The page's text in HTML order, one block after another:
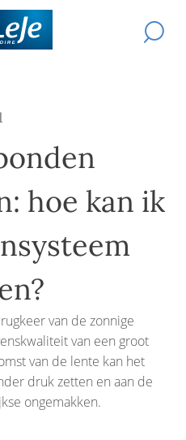
Een
hoe kan ik
van de zonnige
van een groot
van de lente kan het
druk zetten en aan de
ongemakken.